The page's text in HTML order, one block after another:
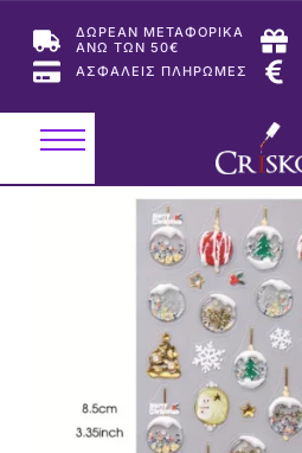
ΔΩΡΕΑΝ ΜΕΤΑΦΟΡΙΚΑ
ΑΝΩ ΤΩΝ 50€
ΑΣΦΑΛΕΙΣ ΠΛΗΡΩΜΕΣ